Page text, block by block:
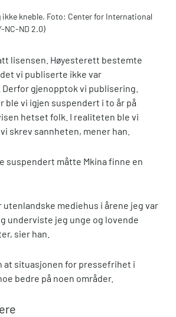
ikke kneble. Foto: Center for International
NC-ND 2.0)
lisensen. Høyesterett bestemte
vi publiserte ikke var
gjenopptok vi publisering.
ble vi igjen suspendert i to år på
hetset folk. I realiteten ble vi
skrev sannheten, mener han.
suspendert måtte Mkina finne en
mediehus i årene jeg var
underviste jeg unge og lovende
sier han.
at situasjonen for pressefrihet i
bedre på noen områder.